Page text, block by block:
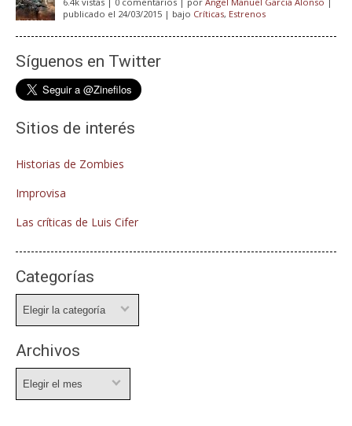
publicado el 24/03/2015 | bajo Críticas, Estrenos
Síguenos en Twitter
Sitios de interés
Historias de Zombies
Improvisa
Las críticas de Luis Cifer
Categorías
Archivos